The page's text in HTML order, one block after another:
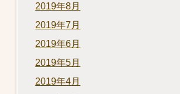
2019年8月
2019年7月
2019年6月
2019年5月
2019年4月